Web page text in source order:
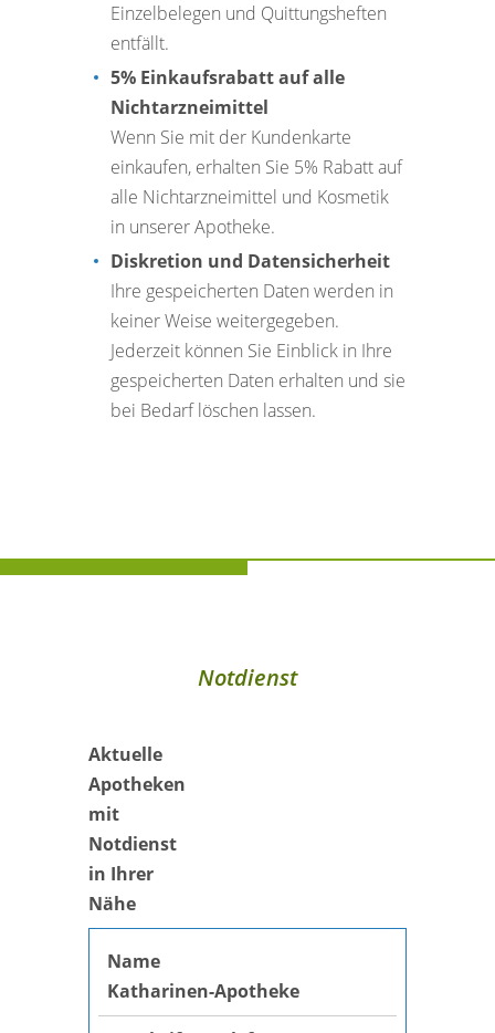
Einzelbelegen und Quittungsheften
entfällt.
5% Einkaufsrabatt auf alle
Nichtarzneimittel
Wenn Sie mit der Kundenkarte
einkaufen, erhalten Sie 5% Rabatt auf
alle Nichtarzneimittel und Kosmetik
in unserer Apotheke.
Diskretion und Datensicherheit
Ihre gespeicherten Daten werden in
keiner Weise weitergegeben.
Jederzeit können Sie Einblick in Ihre
gespeicherten Daten erhalten und sie
bei Bedarf löschen lassen.
Notdienst
Aktuelle
Apotheken
mit
Notdienst
in Ihrer
Nähe
Katharinen-Apotheke